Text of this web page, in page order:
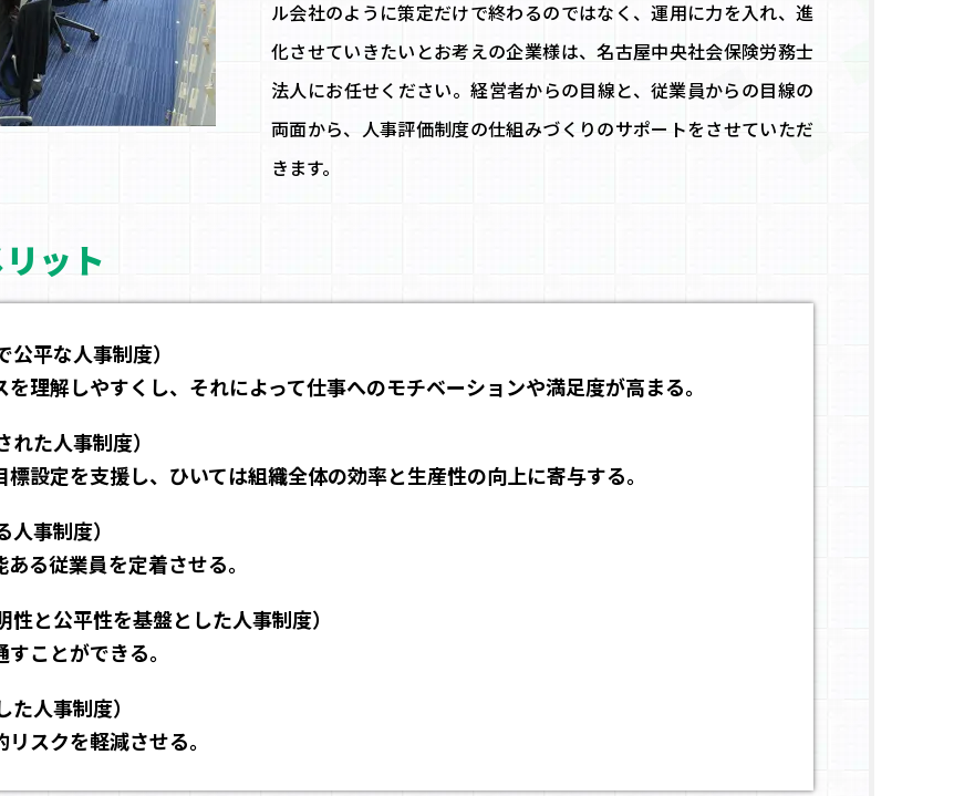
ル会社のように策定だけで終わるのではなく、運用に力を入れ、進
化させていきたいとお考えの企業様は、名古屋中央社会保険労務士
法人にお任せください。経営者からの目線と、従業員からの目線の
両面から、人事評価制度の仕組みづくりのサポートをさせていただ
きます。
ット
平な人事制度）
理解しやすくし、それによって仕事へのモチベーションや満足度が高まる。
た人事制度）
設定を支援し、ひいては組織全体の効率と生産性の向上に寄与する。
事制度）
る従業員を定着させる。
と公平性を基盤とした人事制度）
ことができる。
人事制度）
スクを軽減させる。